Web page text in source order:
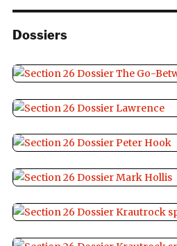
Dossiers